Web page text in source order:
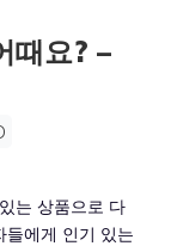
때요? –
는 상품으로 다
들에게 인기 있는